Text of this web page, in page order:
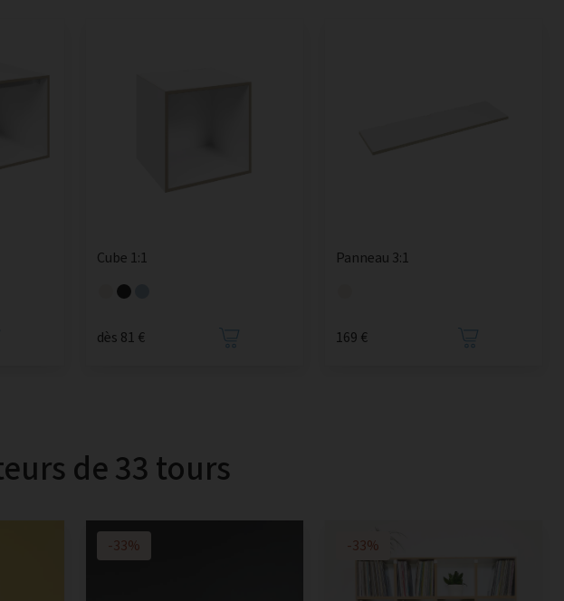
Cube 1:1
dès 81 €
Panneau 3:1
169 €
de 33 tours
-33% -33%